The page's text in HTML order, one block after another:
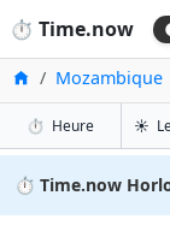
⏱️ Time.now
Accueil
Mozambique
⏱️ Heureà Maputo
☀️
⏱️ Time.now